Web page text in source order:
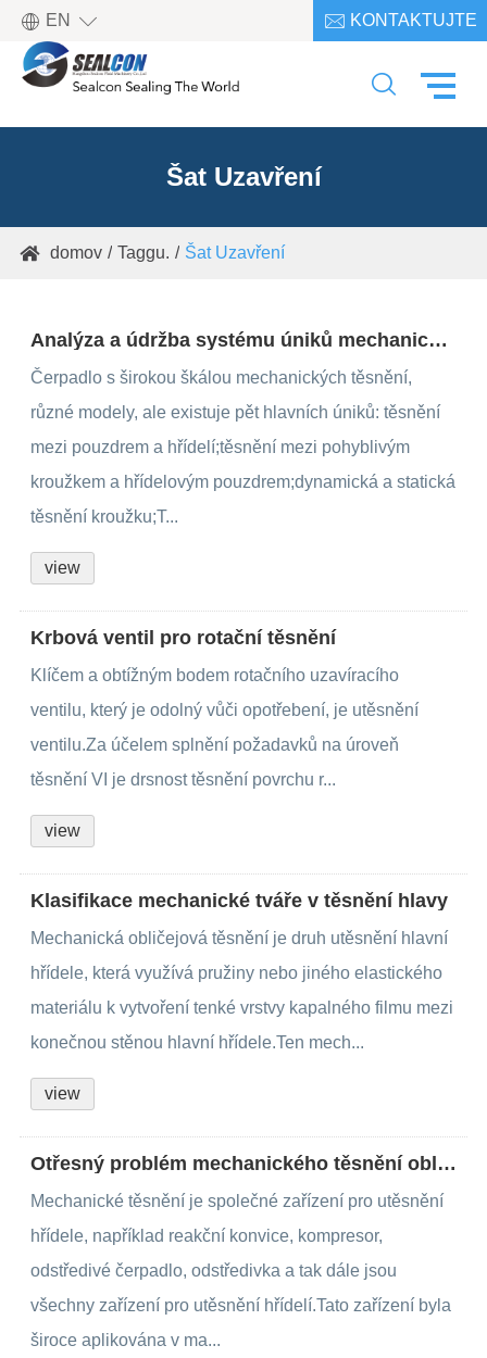
EN   KONTAKTUJTE

Šat Uzavření
 domov Taggu. Šat Uzavření
Analýza a údržba systému úniků mechanického těsnění pro čerpadlo
Čerpadlo s širokou škálou mechanických těsnění,
různé modely, ale existuje pět hlavních úniků: těsnění
mezi pouzdrem a hřídelí;těsnění mezi pohyblivým
kroužkem a hřídelovým pouzdrem;dynamická a statická
těsnění kroužku;T...
view
Krbová ventil pro rotační těsnění
Klíčem a obtížným bodem rotačního uzavíracího
ventilu, který je odolný vůči opotřebení, je utěsnění
ventilu.Za účelem splnění požadavků na úroveň
těsnění VI je drsnost těsnění povrchu r...
view
Klasifikace mechanické tváře v těsnění hlavy
Mechanická obličejová těsnění je druh utěsnění hlavní
hřídele, která využívá pružiny nebo jiného elastického
materiálu k vytvoření tenké vrstvy kapalného filmu mezi
konečnou stěnou hlavní hřídele.Ten mech...
view
Otřesný problém mechanického těsnění obličeje
Mechanické těsnění je společné zařízení pro utěsnění
hřídele, například reakční konvice, kompresor,
odstředivé čerpadlo, odstředivka a tak dále jsou
všechny zařízení pro utěsnění hřídelí.Tato zařízení byla
široce aplikována v ma...